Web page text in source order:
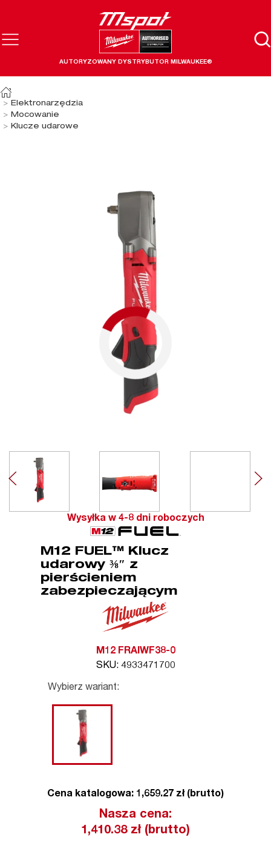
AUTORYZOWANY DYSTRYBUTOR MILWAUKEE®
Elektronarzędzia
Mocowanie
Klucze udarowe
Wysyłka w 4-8 dni roboczych
M12 FUEL™ Klucz
udarowy ⅜″ z
pierścieniem
zabezpieczającym
M12 FRAIWF38-0
SKU: 4933471700
Wybierz wariant:
Cena katalogowa: 1,659.27 zł (brutto)
Nasza cena:
1,410.38zł (brutto)